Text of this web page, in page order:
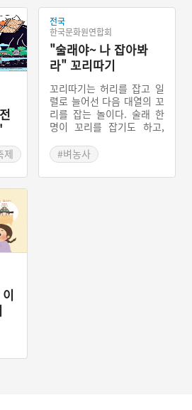
제
전국
한국문화원연합회
"술래야~ 나 잡아봐
라" 꼬리따기
꼬리따기는 허리를 잡고 일
렬로 늘어선 다음 대열의 꼬
리를 잡는 놀이다. 술래 한
명이 꼬리를 잡기도 하고,
리를 잡는 방법도 있다. 대
열의 머리가 꼬리를 따기도
한다. 농경 지역에서 주로
#벼농사